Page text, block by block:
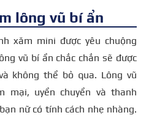
lông vũ bí ẩn
xăm mini được yêu chuộng
vũ bí ẩn chắc chắn sẽ được
không thể bỏ qua. Lông vũ
mại, uyển chuyển và thanh
nữ có tính cách nhẹ nhàng.